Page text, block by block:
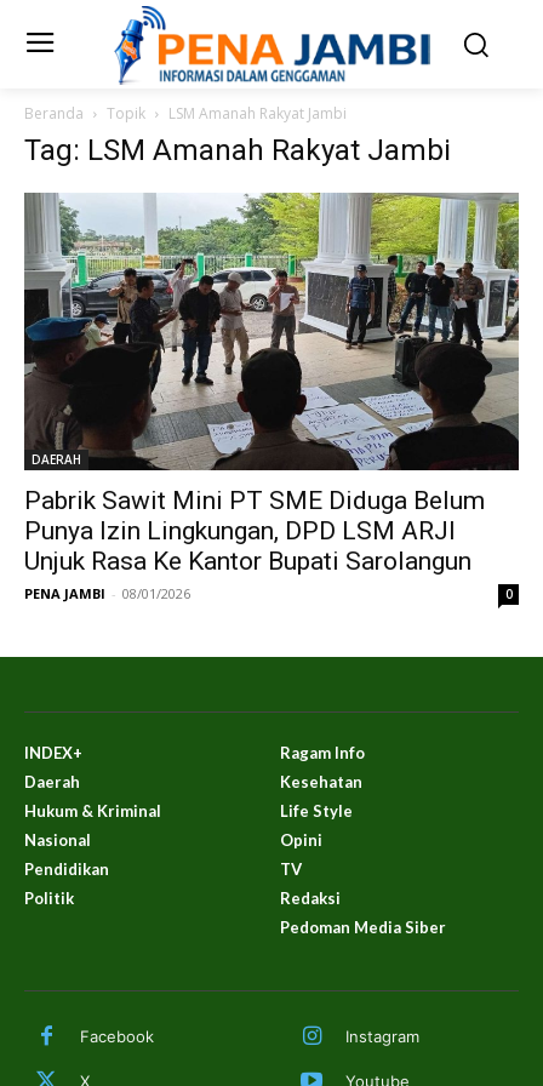
Beranda Topik LSM Amanah Rakyat Jambi
Tag: LSM Amanah Rakyat Jambi
DAERAH
Pabrik Sawit Mini PT SME Diduga Belum
Punya Izin Lingkungan, DPD LSM ARJI
Unjuk Rasa Ke Kantor Bupati Sarolangun
PENA JAMBI - 08/01/2026 0
INDEX+
Daerah
Hukum & Kriminal
Nasional
Pendidikan
Politik
Ragam Info
Kesehatan
Life Style
Opini
TV
Redaksi
Pedoman Media Siber
Facebook Instagram
X Youtube